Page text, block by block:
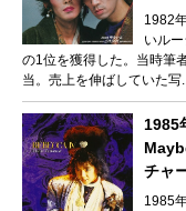
1982
いル
の1位を獲得した。当時筆
当。売上を伸ばしていた写...
1985
チャ
1985